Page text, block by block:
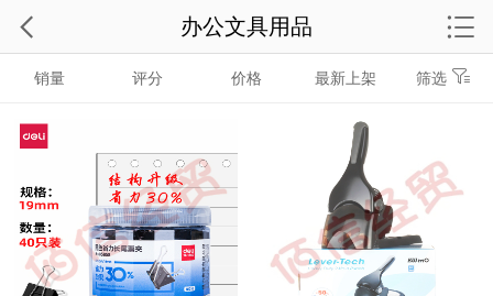
销量 评分 价格 最新上架 筛选
办公文具用品